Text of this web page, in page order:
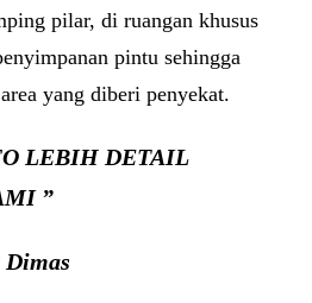
pilar, di ruangan khusus
pintu sehingga
yang diberi penyekat.
LEBIH DETAIL
”
Dimas